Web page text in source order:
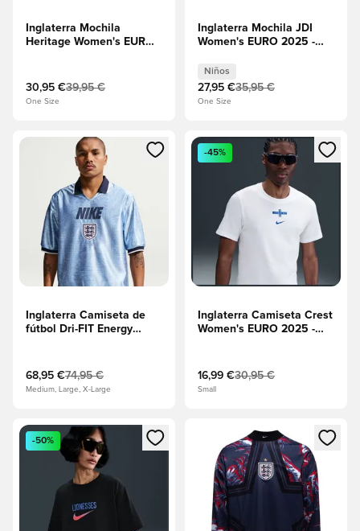
Inglaterra Mochila
Heritage Women's EURO
30,95 €39,95 €
One Size
Inglaterra Mochila JDI
Women's EURO 2025 -
Niños
27,95 €35,95 €
One Size
Abre un modal para iniciar sesión o registrarse como
Inglaterra Camiseta de
fútbol Dri-FIT Energy
Blue/Blanco/Obsidiana
68,95 €74,95 €
Medium, Large, X-Large
Abre un modal para iniciar
-45%
Inglaterra Camiseta Crest
Women's EURO 2025 -
16,99 €30,95 €
Small
Abre un modal para iniciar sesión o registrarse como
-50%
Abre un modal para iniciar